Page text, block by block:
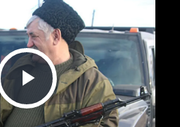
Play Video